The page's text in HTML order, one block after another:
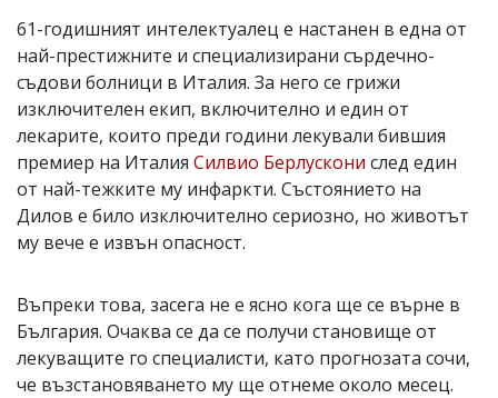
61-годишният интелектуалец е настанен в една от
най-престижните и специализирани сърдечно-
съдови болници в Италия. За него се грижи
изключителен екип, включително и един от
лекарите, които преди години лекували бившия
премиер на Италия Силвио Берлускони след eдин
от най-тежките му инфаркти. Състоянието на
Дилов е било изключително сериозно, но животът
му вече е извън опасност.
Въпреки това, засега не е ясно кога ще се върне в
България. Очаква се да се получи становище от
лекуващите го специалисти, като прогнозата сочи,
че възстановяването му ще отнеме около месец.